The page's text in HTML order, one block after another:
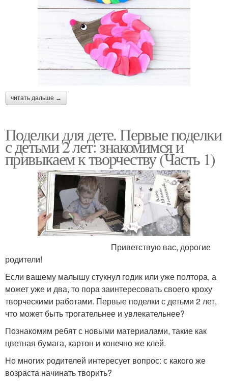
читать дальше →
Поделки для дете. Первые поделки
с детьми 2 лет: знакомимся и
привыкаем к творчеству (Часть 1)
Приветствую вас, дорогие
родители!
Если вашему малышу стукнул годик или уже полтора, а
может уже и два, то пора заинтересовать своего кроху
творческими работами. Первые поделки с детьми 2 лет,
что может быть трогательнее и увлекательнее?
Познакомим ребят с новыми материалами, такие как
цветная бумага, картон и конечно же клей.
Но многих родителей интересует вопрос: с какого же
возраста начинать творить?